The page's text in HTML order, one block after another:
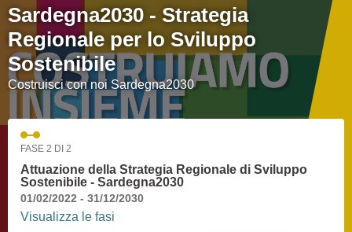
Sardegna2030 - Strategia
Regionale per lo Sviluppo
Sostenibile
Costruisci con noi Sardegna2030
FASE 2 DI 2
Attuazione della Strategia Regionale di Sviluppo
Sostenibile - Sardegna2030
01/02/2022 - 31/12/2030
Visualizza le fasi